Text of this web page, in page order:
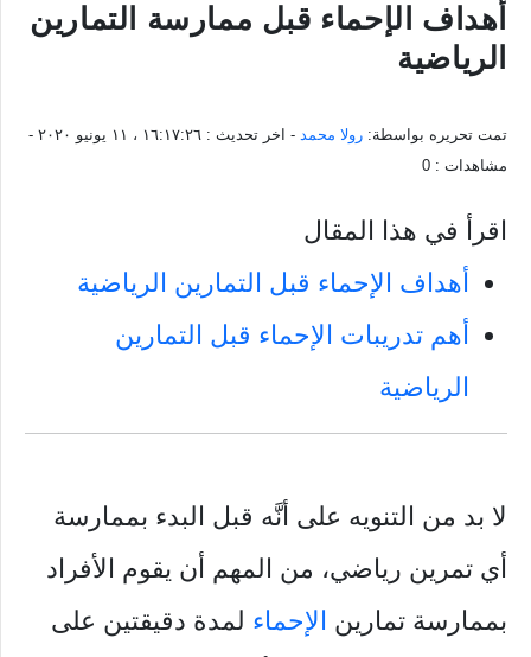
أهداف الإحماء قبل ممارسة التمارين
الرياضية
تمت تحريره بواسطة: رولا محمد - اخر تحديث : ١٦:١٧:٢٦ ، ١١ يونيو ٢٠٢٠
-
مشاهدات : 0
اقرأ في هذا المقال
أهداف الإحماء قبل التمارين الرياضية
أهم تدريبات الإحماء قبل التمارين
الرياضية
لا بد من التنويه على أنَّه قبل البدء بممارسة
أي تمرين رياضي، من المهم أن يقوم الأفراد
بممارسة تمارين الإحماء لمدة دقيقتين على